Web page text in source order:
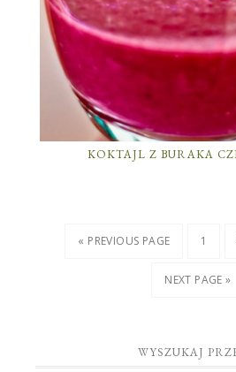
KOKTAJL Z BURAKA
« PREVIOUS PAGE 1
NEXT PAGE »
WYSZUKAJ